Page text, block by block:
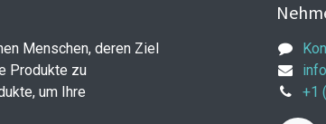
Menschen, deren Ziel
Produkte zu
um Ihre
+1